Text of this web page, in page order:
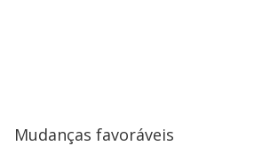
Mudanças favoráveis